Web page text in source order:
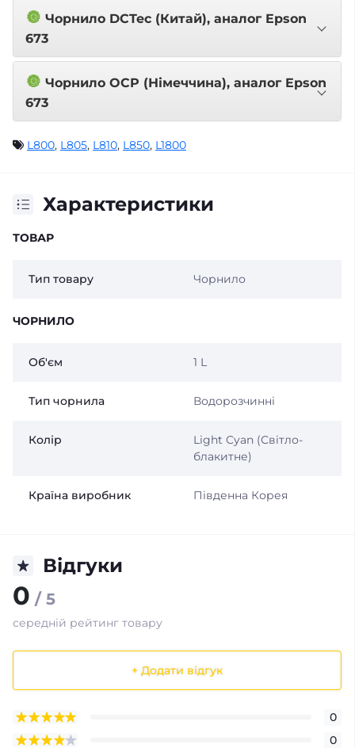
🔘 Чорнило DCTec (Китай), аналог Epson
673
🔘 Чорнило OCP (Німеччина), аналог Epson
673
L800, L805, L810, L850, L1800
Характеристики
ТОВАР
Тип товару Чорнило
ЧОРНИЛО
Об'єм 1 L
Тип чорнила Водорозчинні
Колір
Light Cyan (Світло-
блакитне)
Країна виробник Південна Корея
Відгуки
0 / 5
середній рейтинг товару
+ Додати відгук
0
0